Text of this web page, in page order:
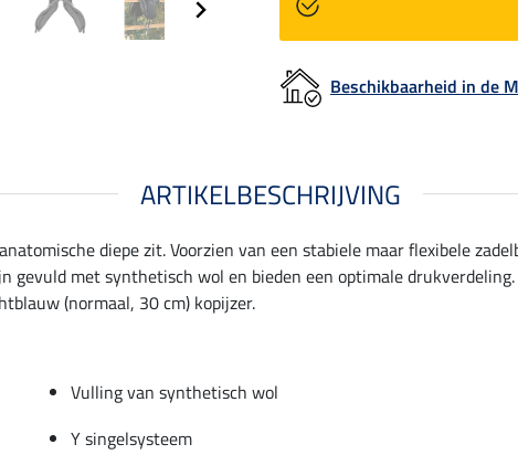
Beschikbaarheid in de
ARTIKELBESCHRIJVING
diepe zit. Voorzien van een stabiele maar flexibele
gevuld met synthetisch wol en bieden een optimale
(normaal, 30 cm) kopijzer.
Vulling van synthetisch wol
Y singelsysteem